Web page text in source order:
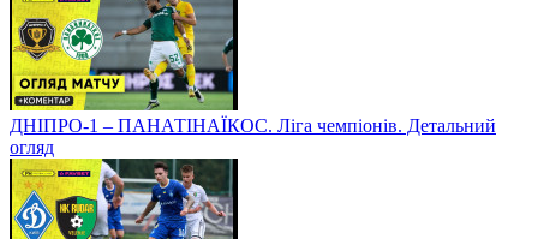
ДНІПРО-1 – ПАНАТІНАЇКОС. Ліга чемпіонів. Детальний
огляд